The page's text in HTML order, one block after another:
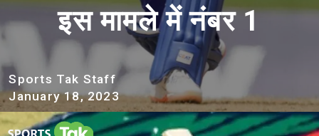
इस मामले में नंबर 1
Sports Tak Staff
January18,2023